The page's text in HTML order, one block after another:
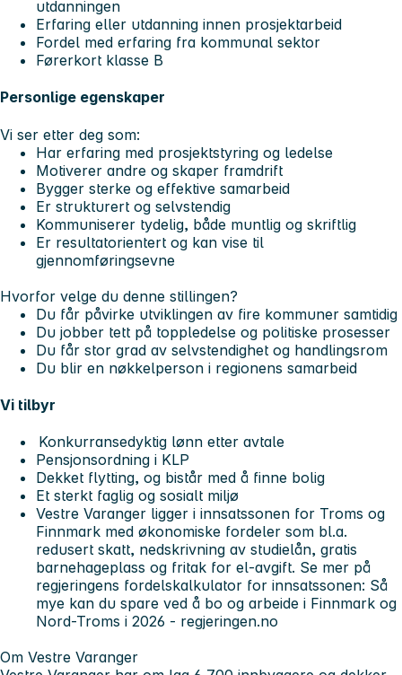
utdanningen
Erfaring eller utdanning innen prosjektarbeid
Fordel med erfaring fra kommunal sektor
Førerkort klasse B
Personlige egenskaper
Vi ser etter deg som:
Har erfaring med prosjektstyring og ledelse
Motiverer andre og skaper framdrift
Bygger sterke og effektive samarbeid
Er strukturert og selvstendig
Kommuniserer tydelig, både muntlig og skriftlig
Er resultatorientert og kan vise til
gjennomføringsevne
Hvorfor velge du denne stillingen?
Du får påvirke utviklingen av fire kommuner samtidig
Du jobber tett på toppledelse og politiske prosesser
Du får stor grad av selvstendighet og handlingsrom
Du blir en nøkkelperson i regionens samarbeid
Vi tilbyr
Konkurransedyktig lønn etter avtale
Pensjonsordning i KLP
Dekket flytting, og bistår med å finne bolig
Et sterkt faglig og sosialt miljø
Vestre Varanger ligger i innsatssonen for Troms og
Finnmark med økonomiske fordeler som bl.a.
redusert skatt, nedskrivning av studielån, gratis
barnehageplass og fritak for el-avgift. Se mer på
regjeringens fordelskalkulator for innsatssonen: Så
mye kan du spare ved å bo og arbeide i Finnmark og
Nord-Troms i 2026 - regjeringen.no
Om Vestre Varanger